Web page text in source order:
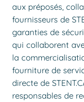
aux préposés,
fournisseurs de
garanties de
qui collaborent
la
fourniture de
directe de
responsables de